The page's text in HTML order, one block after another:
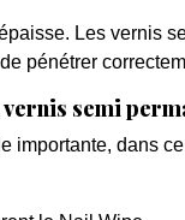
Les vernis
pénétrer
semi
importante, dans